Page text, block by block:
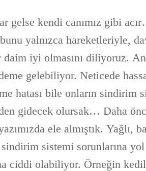
gelse kendi canımız gibi
yalnızca hareketleriyle,
daim iyi olmasını diliyoruz.
gelebiliyor. Neticede
hatası bile onların sindirim
gidecek olursak… Daha
ele almıştık. Yağlı,
sistemi sorunlarına yol
ciddi olabiliyor. Örneğin